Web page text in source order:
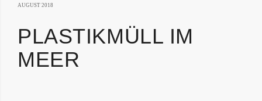
AUGUST 2018
2019
PLASTIKMÜLL IM
MEER